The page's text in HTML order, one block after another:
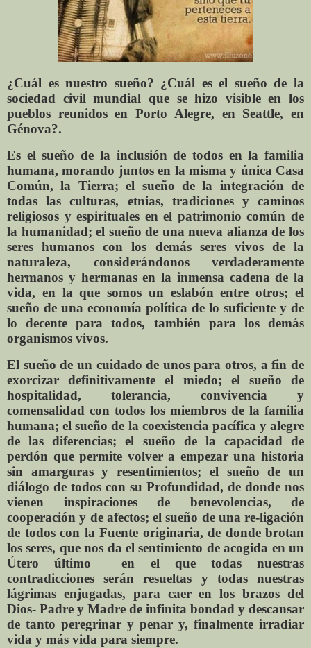
¿Cuál es nuestro sueño? ¿Cuál es el sueño de la
sociedad civil mundial que se hizo visible en los
pueblos reunidos en Porto Alegre, en Seattle, en
Génova?.
Es el sueño de la inclusión de todos en la familia
humana, morando juntos en la misma y única Casa
Común, la Tierra; el sueño de la integración de
todas las culturas, etnias, tradiciones y caminos
religiosos y espirituales en el patrimonio común de
la humanidad; el sueño de una nueva alianza de los
seres humanos con los demás seres vivos de la
naturaleza, considerándonos verdaderamente
hermanos y hermanas en la inmensa cadena de la
vida, en la que somos un eslabón entre otros; el
sueño de una economía política de lo suficiente y de
lo decente para todos, también para los demás
organismos vivos.
El sueño de un cuidado de unos para otros, a fin de
exorcizar definitivamente el miedo; el sueño de
hospitalidad, tolerancia, convivencia y
comensalidad con todos los miembros de la familia
humana; el sueño de la coexistencia pacífica y alegre
de las diferencias; el sueño de la capacidad de
perdón que permite volver a empezar una historia
sin amarguras y resentimientos; el sueño de un
diálogo de todos con su Profundidad, de donde nos
vienen inspiraciones de benevolencias, de
cooperación y de afectos; el sueño de una re-ligación
de todos con la Fuente originaria, de donde brotan
los seres, que nos da el sentimiento de acogida en un
Útero último
en el que todas nuestras
contradicciones serán resueltas y todas nuestras
lágrimas enjugadas, para caer en los brazos del
Dios- Padre y Madre de infinita bondad y descansar
de tanto peregrinar y penar y, finalmente irradiar
vida y más vida para siempre.